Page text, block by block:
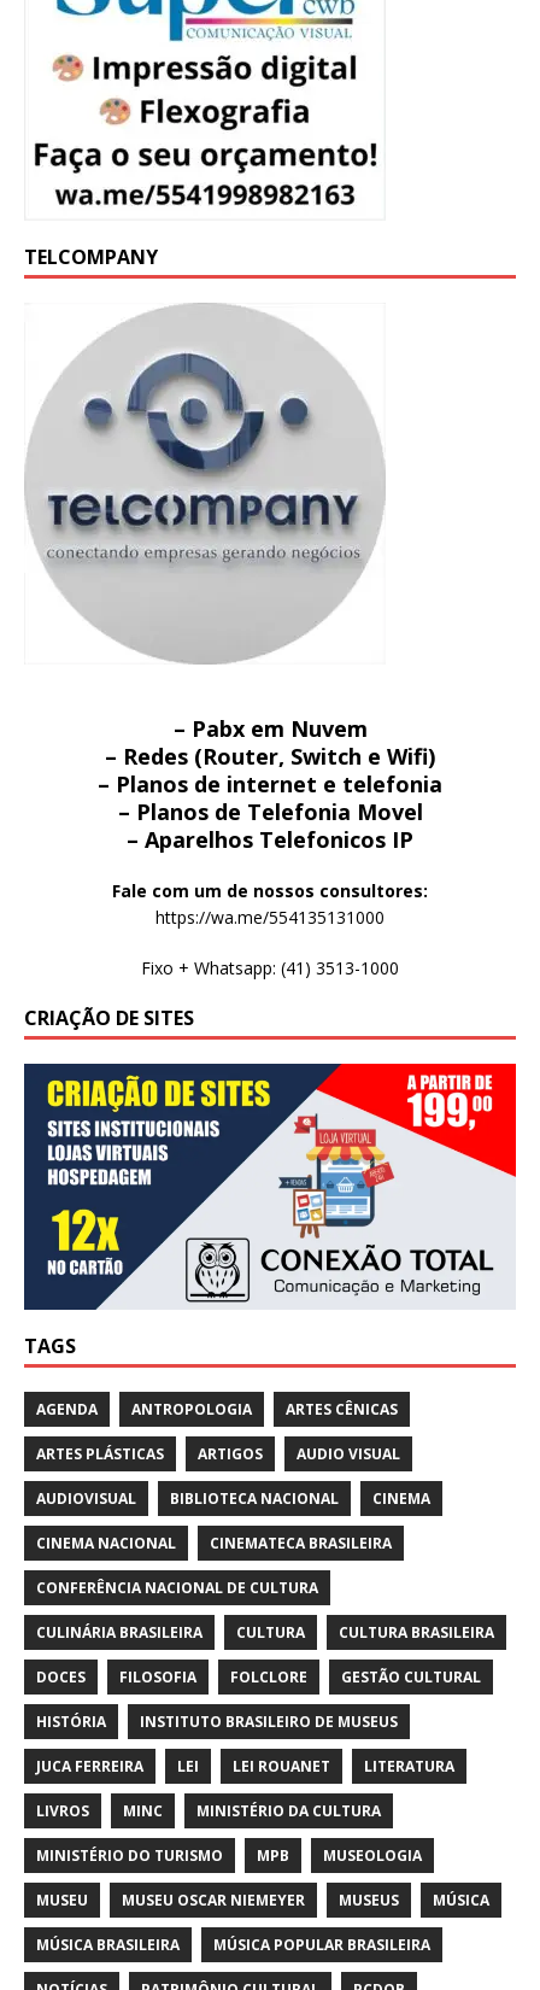
TELCOMPANY
– Pabx em Nuvem
– Redes (Router, Switch e Wifi)
– Planos de internet e telefonia
– Planos de Telefonia Movel
– Aparelhos Telefonicos IP
Fale com um de nossos consultores:
https://wa.me/554135131000
Fixo + Whatsapp: (41) 3513-1000
CRIAÇÃO DE SITES
TAGS
AGENDA ANTROPOLOGIA ARTES CÊNICAS
ARTES PLÁSTICAS ARTIGOS AUDIO VISUAL
AUDIOVISUAL BIBLIOTECA NACIONAL CINEMA
CINEMA NACIONAL CINEMATECA BRASILEIRA
CONFERÊNCIA NACIONAL DE CULTURA
CULINÁRIA BRASILEIRA CULTURA CULTURA BRASILEIRA
DOCES FILOSOFIA FOLCLORE GESTÃO CULTURAL
HISTÓRIA INSTITUTO BRASILEIRO DE MUSEUS
JUCA FERREIRA LEI LEI ROUANET LITERATURA
LIVROS MINC MINISTÉRIO DA CULTURA
MINISTÉRIO DO TURISMO MPB MUSEOLOGIA
MUSEU MUSEU OSCAR NIEMEYER MUSEUS MÚSICA
MÚSICA BRASILEIRA MÚSICA POPULAR BRASILEIRA